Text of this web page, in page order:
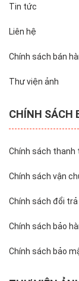
Tin tức
Liên hệ
Chính sách bán
Thư viện ảnh
CHÍNH SÁCH
Chính sách thanh
Chính sách vận
Chính sách đổi trả
Chính sách bảo
Chính sách bảo